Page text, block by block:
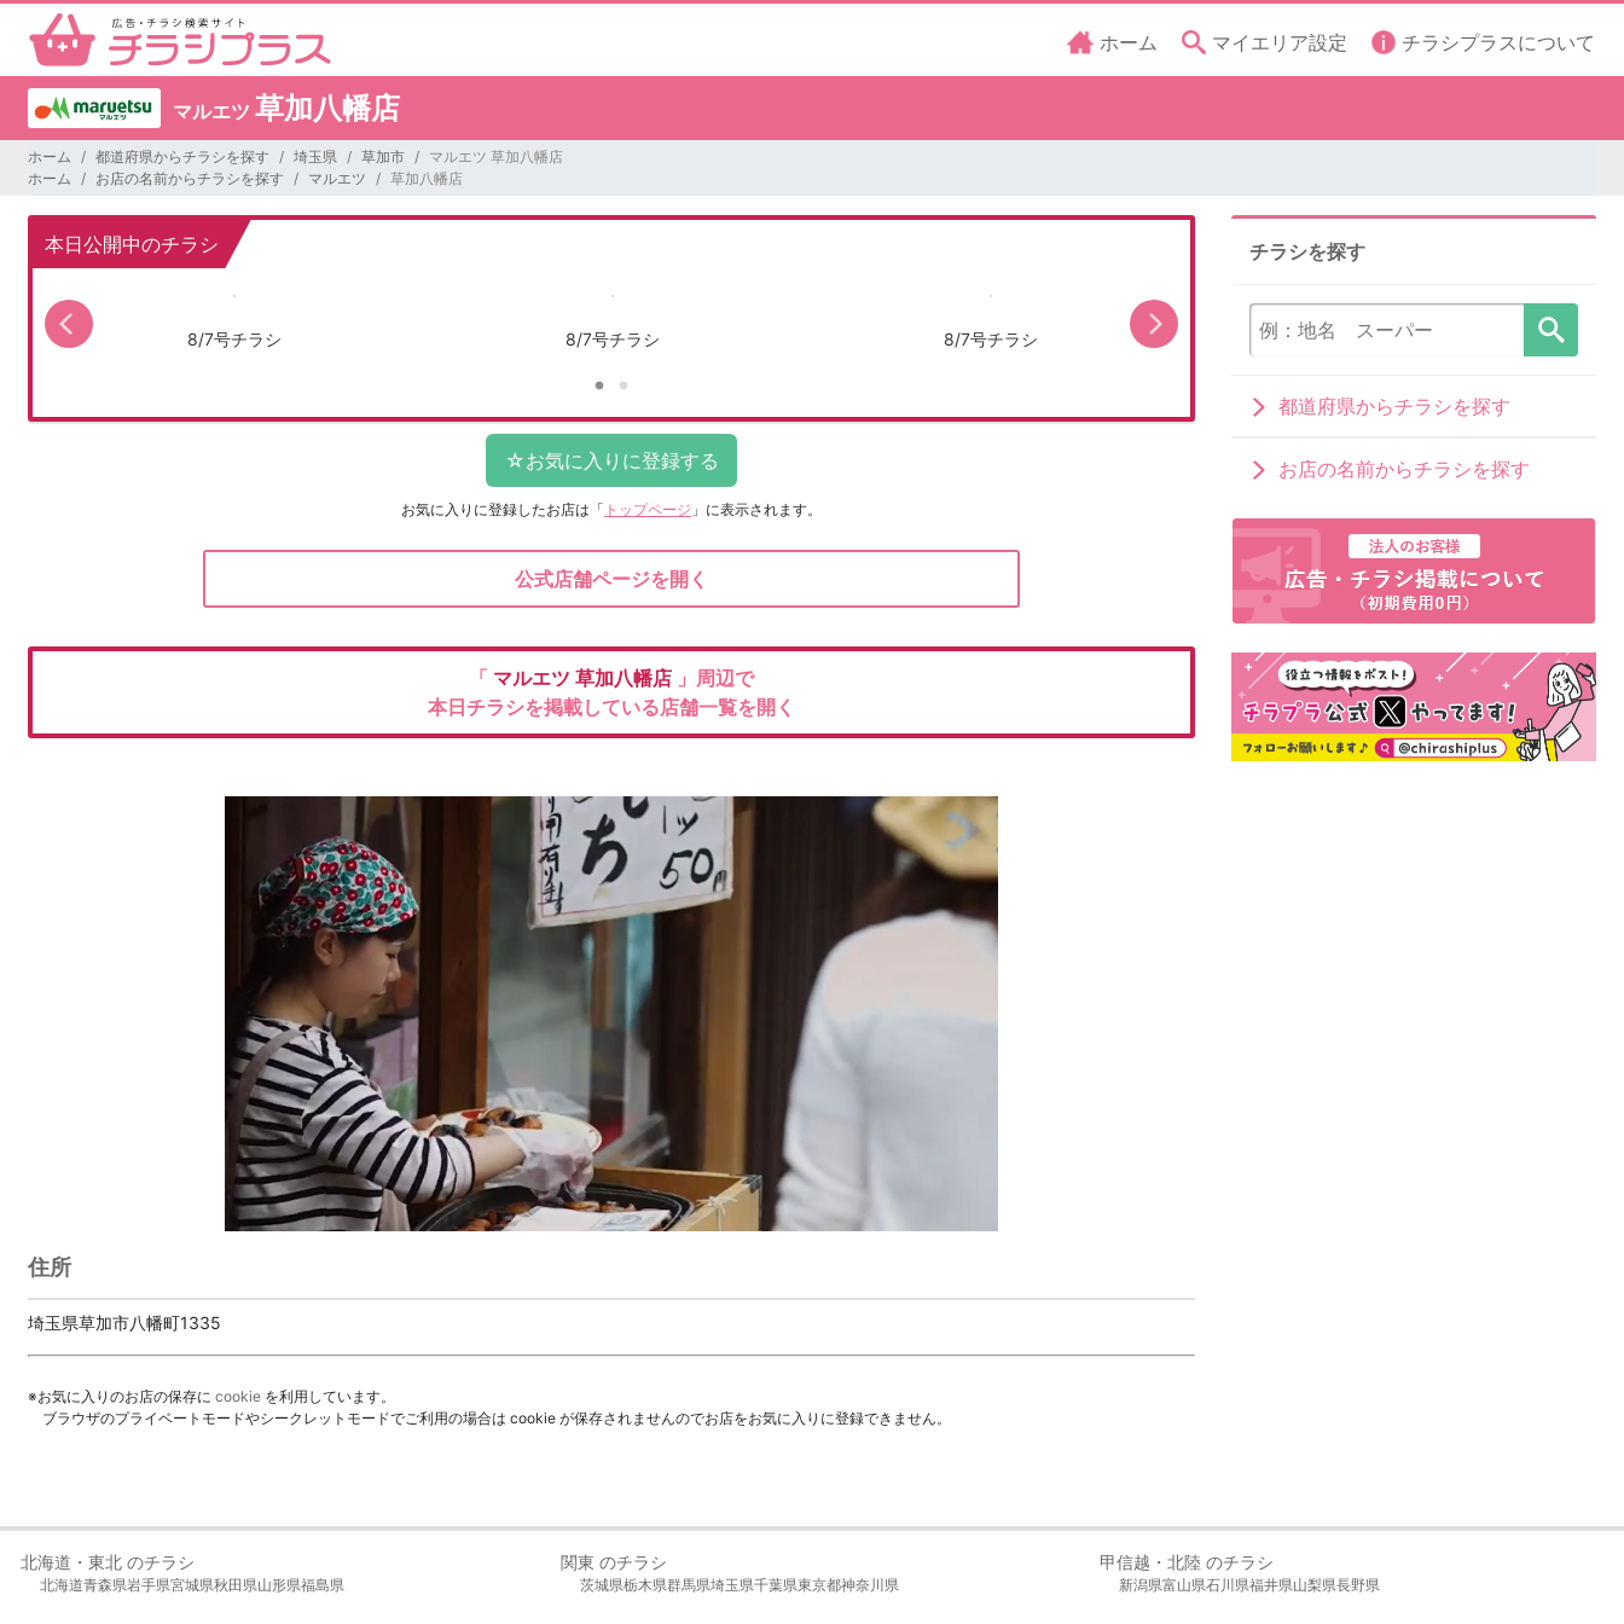
ホーム マイエリア設定 チラシプラスについて
マルエツ 草加八幡店
ホーム 都道府県からチラシを探す 埼玉県 草加市
マルエツ 草加八幡店
ホーム
お店の名前からチラシを探す マルエツ 草加八幡店
本日公開中のチラシ
8/7号チラシ 8/7号チラシ 8/7号チラシ スペシャル厳選特価
お気に入りに登録したお店は 「 トップページ 」に表示されます。
公式店舗ページを開く
「 マルエツ 草加八幡店 」周辺で
本日チラシを掲載している店舗一覧を開く
住所
埼玉県草加市八幡町1335
※お気に入りのお店の保存に cookie を利用しています。
ブラウザのプライベートモードやシークレットモードでご利用の場合は cookie が保存されませんのでお店をお気に入りに登録できません。
チラシを探す
都道府県からチラシを探す
お店の名前からチラシを探す
北海道・東北 のチラシ
北海道青森県岩手県宮城県秋田県山形県福島県
関東 のチラシ
茨城県栃木県群馬県埼玉県千葉県東京都神奈川県
甲信越・北陸 のチラシ
新潟県富山県石川県福井県山梨県長野県